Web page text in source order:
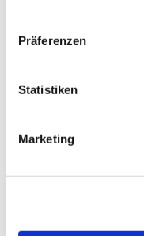
Präferenzen
Statistiken
Marketing
1.2 Christ
1.4